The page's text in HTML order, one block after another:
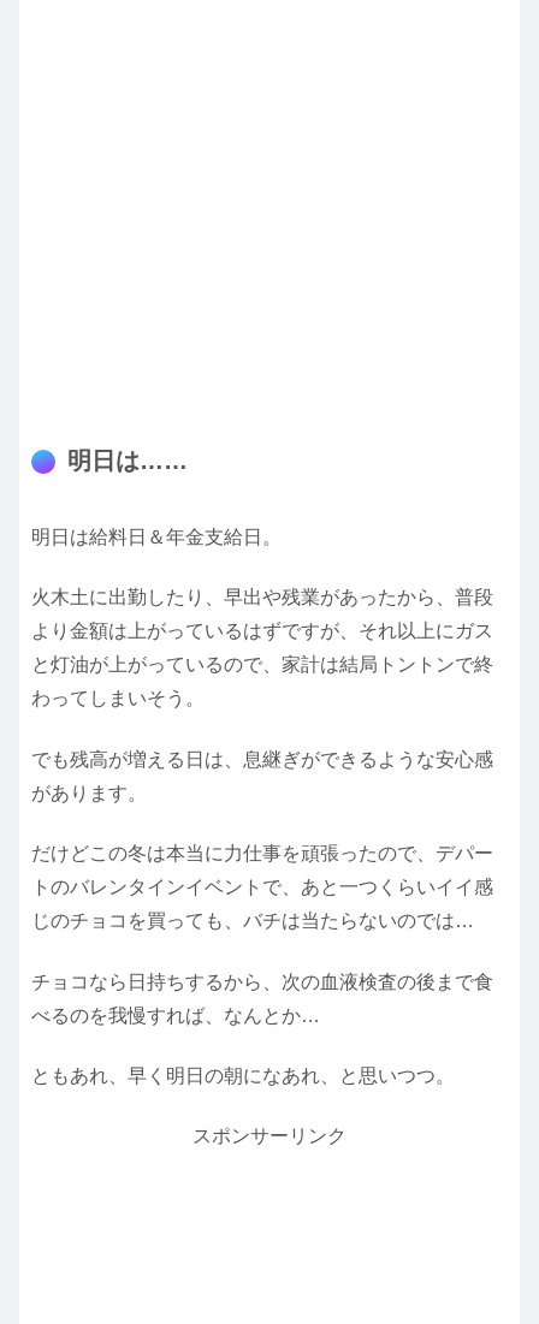
明日は……
明日は給料日＆年金支給日。
火木土に出勤したり、早出や残業があったから、普段
より金額は上がっているはずですが、それ以上にガス
と灯油が上がっているので、家計は結局トントンで終
わってしまいそう。
でも残高が増える日は、息継ぎができるような安心感
があります。
だけどこの冬は本当に力仕事を頑張ったので、デパー
トのバレンタインイベントで、あと一つくらいイイ感
じのチョコを買っても、バチは当たらないのでは…
チョコなら日持ちするから、次の血液検査の後まで食
べるのを我慢すれば、なんとか…
ともあれ、早く明日の朝になあれ、と思いつつ。
スポンサーリンク